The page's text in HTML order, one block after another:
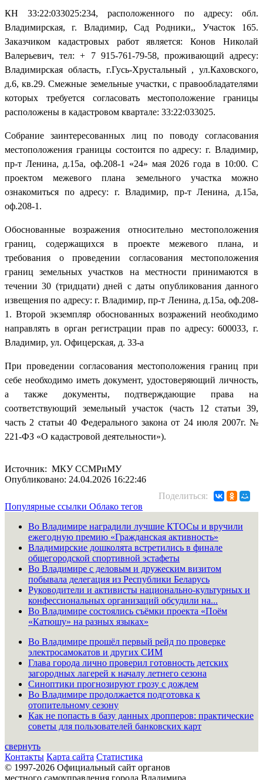
КН 33:22:033025:234, расположенного по адресу: обл.
Владимирская, г. Владимир, Сад Родники,, Участок 165.
Заказчиком кадастровых работ является: Конов Николай
Валерьевич, тел: + 7 915-761-79-58, проживающий адресу:
Владимирская область, г.Гусь-Хрустальный , ул.Каховского,
д.6, кв.29. Смежные земельные участки, с правообладателями
которых требуется согласовать местоположение границы
расположены в кадастровом квартале: 33:22:033025.
Собрание заинтересованных лиц по поводу согласования
местоположения границы состоится по адресу: г. Владимир,
пр-т Ленина, д.15а, оф.208-1 «24» мая 2026 года в 10:00. С
проектом межевого плана земельного участка можно
ознакомиться по адресу: г. Владимир, пр-т Ленина, д.15а,
оф.208-1.
Обоснованные возражения относительно местоположения
границ, содержащихся в проекте межевого плана, и
требования о проведении согласования местоположения
границ земельных участков на местности принимаются в
течении 30 (тридцати) дней с даты опубликования данного
извещения по адресу: г. Владимир, пр-т Ленина, д.15а, оф.208-
1. Второй экземпляр обоснованных возражений необходимо
направлять в орган регистрации прав по адресу: 600033, г.
Владимир, ул. Офицерская, д. 33-а
При проведении согласования местоположения границ при
себе необходимо иметь документ, удостоверяющий личность,
а также документы, подтверждающие права на
соответствующий земельный участок (часть 12 статьи 39,
часть 2 статьи 40 Федерального закона от 24 июля 2007г. №
221-ФЗ «О кадастровой деятельности»).
Источник: МКУ ССМРиМУ
Опубликовано: 24.04.2026 16:22:46
Поделиться:
Популярные ссылки Облако тегов
Во Владимире наградили лучшие КТОСы и вручили
ежегодную премию «Гражданская активность»
Владимирские дошколята встретились в финале
общегородской спортивной эстафеты
Во Владимире с деловым и дружеским визитом
побывала делегация из Республики Беларусь
Руководители и активисты национально-культурных и
конфессиональных организаций обсудили на...
Во Владимире состоялись съёмки проекта «Поём
«Катюшу» на разных языках»
Во Владимире прошёл первый рейд по проверке
электросамокатов и других СИМ
Глава города лично проверил готовность детских
загородных лагерей к началу летнего сезона
Синоптики прогнозируют грозу с дождем
Во Владимире продолжается подготовка к
отопительному сезону
Как не попасть в базу данных дропперов: практические
советы для пользователей банковских карт
свернуть
Контакты Карта сайта Статистика
© 1997-2026 Официальный сайт органов
местного самоуправления города Владимира